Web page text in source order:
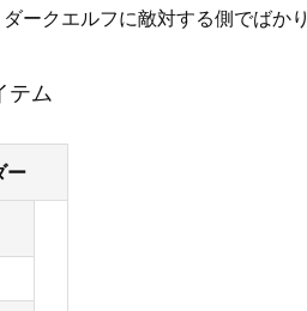
ークエルフに敵対する側でばか
テム
ー